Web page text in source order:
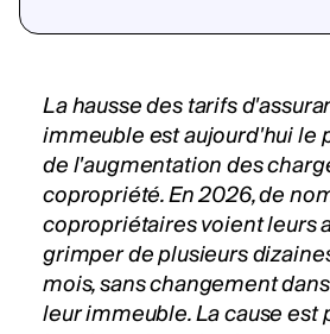
La hausse des tarifs
immeuble est aujourd'hui le
de l'augmentation des
copropriété. En 2026, de
copropriétaires voient leurs
grimper de plusieurs
mois, sans changement
leur immeuble. La cause est